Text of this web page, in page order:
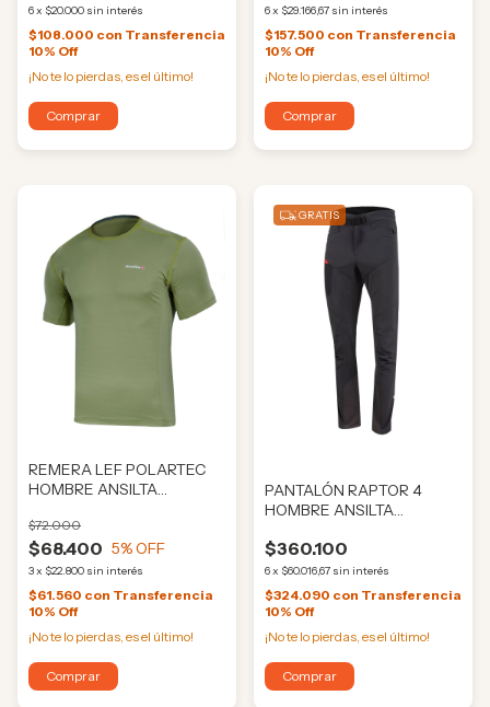
6x $20.000 sin interés
$108.000 con Transferencia
10% Off
¡No te lo pierdas, es el último!
Comprar
6x $29.166,67 sin interés
$157.500 con Transferencia
10% Off
¡No te lo pierdas, es el último!
Comprar
REMERA LEF POLARTEC
HOMBRE ANSILTA
$68.400
$72.000
5% OFF
3x $22.800 sin interés
$61.560 con Transferencia
10% Off
¡No te lo pierdas, es el último!
Comprar
GRATIS
PANTALÓN RAPTOR 4
HOMBRE ANSILTA
$360.100
6x $60.016,67 sin interés
$324.090 con Transferencia
10% Off
¡No te lo pierdas, es el último!
Comprar